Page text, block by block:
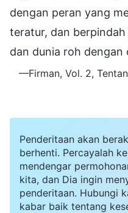
dengan peran yang
teratur, dan
dan dunia roh dengan
—Firman, Vol. 2,
Penderitaan akan
berhenti. Percayalah
mendengar
kita, dan Dia ingin
penderitaan. Hubungi
kabar baik tentang